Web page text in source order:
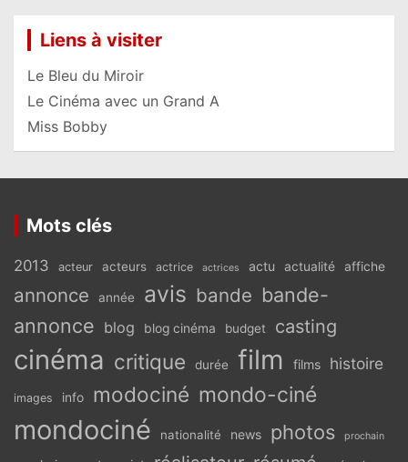
Liens à visiter
Le Bleu du Miroir
Le Cinéma avec un Grand A
Miss Bobby
Mots clés
2013 acteur acteurs actrice actrices actu actualité affiche
annonce année avis bande bande-
annonce blog blog cinéma budget casting
cinéma critique durée film films histoire
images info modociné mondo-ciné
mondociné nationalité news photos prochain